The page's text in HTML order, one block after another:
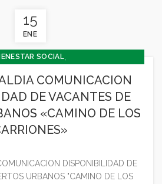
15
ENE
SOCIAL,
ECONOMÍA ,
INFANCIA Y PARTICIPACIÓN ,
,MEDIO AMBIENTE
COMUNICACION
DE VACANTES DE
«CAMINO DE LOS
DISPONIBILIDAD DE
URBANOS "CAMINO DE LOS